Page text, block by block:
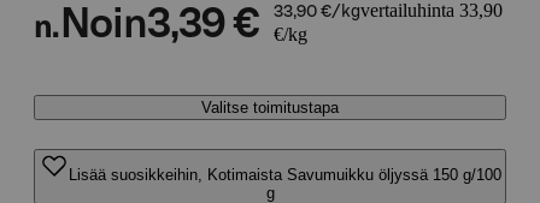
n. Noin3,39 € 33,90 €/kgvertailuhinta 33,90
€/kg
Valitse toimitustapa
Lisää suosikkeihin, Kotimaista Savumuikku öljyssä 150 g/100
g